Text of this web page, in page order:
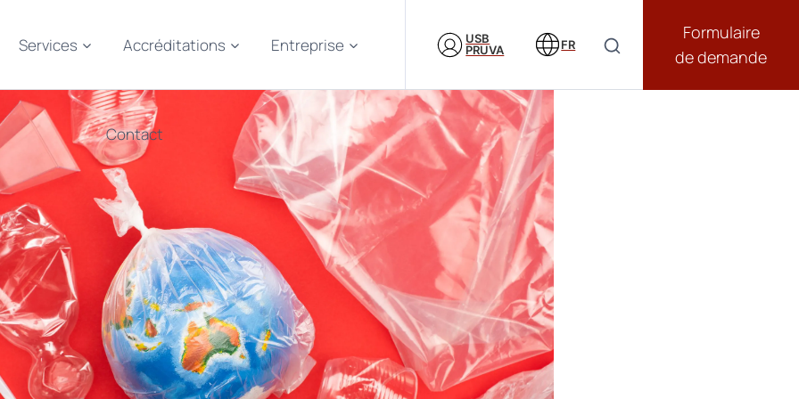
Services Accréditations Entreprise
Contact
USB
PRUVA
FR
Formulaire
de demande